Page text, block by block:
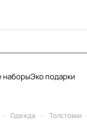
наборыЭко подарки
Одежда Толстовки